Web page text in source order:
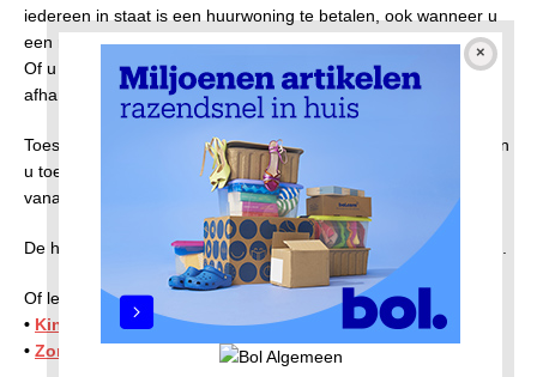
iedereen in staat is een huurwoning te betalen, ook wanneer u
een relatief laag inkomen heeft.
Of u recht heeft op deze toeslag en hoeveel u dan ontvangt, is
afhankelijk van uw persoonlijke situatie.
Toeslagen worden niet automatisch door de Belastingdienst aan
u toegekend. U moet zelf deze aanvragen. Dat kunt u doen
vanaf de eerste dag dat u huur moet betalen.
De hoogte van uw toeslag hangt af van uw persoonlijke situatie.
Of lees meer over:
• Kinderopvangtoeslag
• Zorgtoeslag